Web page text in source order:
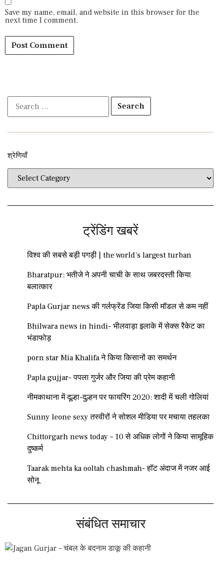
Save my name, email, and website in this browser for the
next time I comment.
श्रेणियाँ​​
ट्रेंडिंग खबरें
विश्व की सबसे बड़ी पगड़ी | the world’s largest turban
Bharatpur: भतीजे ने अपनी चाची के साथ जबरदस्ती किया
बलात्कार
Papla Gurjar news की गर्लफ्रेंड जिया किसी मॉडल से कम नहीं
Bhilwara news in hindi- भीलवाड़ा इलाके में सेक्स रैकेट का
भंडाफोड़
porn star Mia Khalifa ने किया किसानों का समर्थन
Papla gujjar- पपला गुर्जर और जिया की प्रेम कहानी
नीमकाथाना में दूल्हा-दुल्हन पर फायरिंग 2020: शादी में चली गोलियां
Sunny leone sexy तस्वीरों ने सोशल मीडिया पर मचाया तहलका
Chittorgarh news today – 10 से अधिक लोगों ने किया सामूहिक
दुष्कर्म
Taarak mehta ka ooltah chashmah- हॉट अंदाज में नजर आई
सोनू
संबंधित समाचार